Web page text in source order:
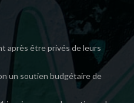
après être privés de leurs
un soutien budgétaire de